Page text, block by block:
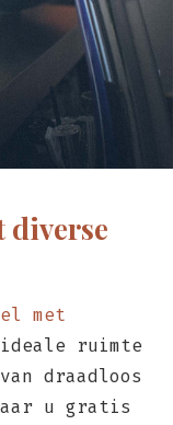
diverse
met
ruimte
draadloos
u gratis